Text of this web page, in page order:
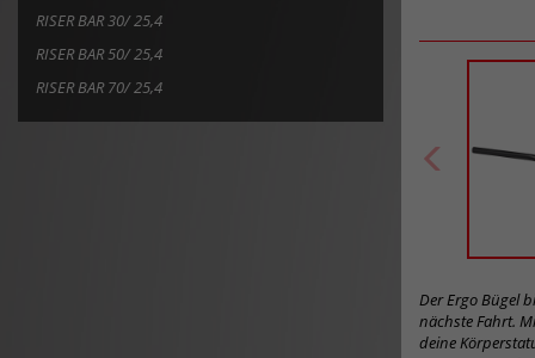
RISER BAR 30/ 25,4
RISER BAR 50/ 25,4
RISER BAR 70/ 25,4
Der Ergo Bügel
nächste Fahrt.
deine